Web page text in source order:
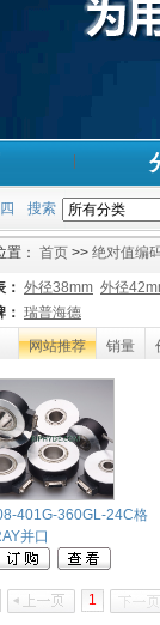
搜索
置： 首页 >> 绝对值编
外径38mm 外径
瑞普海德
网站推荐 销量
401G-360GL-24C格
并口
1